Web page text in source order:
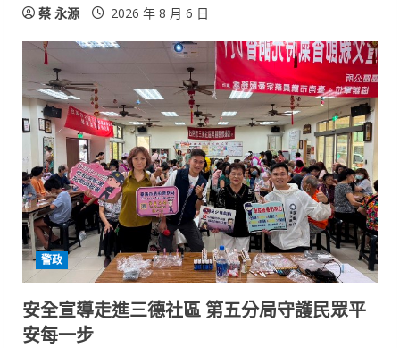
蔡 永源 2026 年 8 月 6 日
警政
安全宣導走進三德社區 第五分局守護民眾平
安每一步